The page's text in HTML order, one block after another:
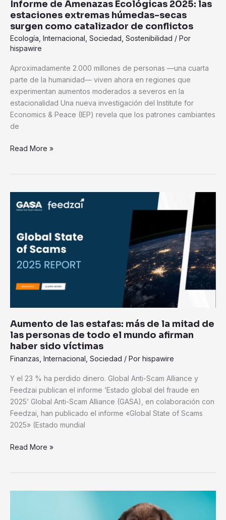
Informe de Amenazas Ecológicas 2025: las
estaciones extremas húmedas-secas
surgen como catalizador de conflictos
Ecología Internacional Sociedad Sostenibilidad / Por
hispawire
Aproximadamente 2.000 millones de personas —una cuarta
parte de la humanidad— viven ahora en regiones que
experimentan aumentos moderados a severos en la
estacionalidad Una nueva investigación del Institute for
Economics & Peace (IEP) revela que los patrones cambiantes
de
Read More »
Aumento de las estafas: más de la mitad de
las personas de todo el mundo afirman
haber sido víctimas
Finanzas Internacional Sociedad / Por hispawire
Y el 23 % ha perdido dinero. Global Anti-Scam Alliance y
Feedzai publican el informe ‘Estado global del fraude en
2025’ Global Anti-Scam Alliance (GASA), en colaboración con
Feedzai, han publicado el informe «Global State of Scams
2025» (Estado mundial
de
estafas:
más
de
de
de
todo
el
mundo
haber
sido
víctimas
Read More »